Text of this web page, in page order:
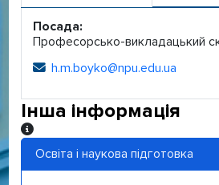
Посада:
Професорсько-викладацький
Електронна адреса:
h.m.boyko@npu.edu.ua
Інша інформація
Інша інформація
Освіта і наукова підготовка